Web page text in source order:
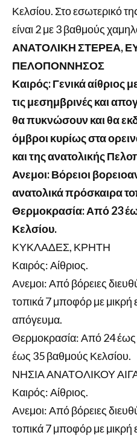
Κελσίου. Στο εσωτερικό
είναι 2 με 3 βαθμούς
ΑΝΑΤΟΛΙΚΗ ΣΤΕΡΕΑ,
ΠΕΛΟΠΟΝΝΗΣΟΣ
Καιρός: Γενικά αίθριος
τις μεσημβρινές και
θα πυκνώσουν και θα
όμβροι κυρίως στα
και της ανατολικής
Ανεμοι: Βόρειοι
ανατολικά πρόσκαιρα
Θερμοκρασία: Από 23
Κελσίου.
ΚΥΚΛΑΔΕΣ, ΚΡΗΤΗ
Καιρός: Αίθριος.
Ανεμοι: Από βόρειες
τοπικά 7 μποφόρ με
απόγευμα.
Θερμοκρασία: Από 24 έως
έως 35 βαθμούς Κελσίου.
ΝΗΣΙΑ ΑΝΑΤΟΛΙΚΟΥ
Καιρός: Αίθριος.
Ανεμοι: Από βόρειες
τοπικά 7 μποφόρ με